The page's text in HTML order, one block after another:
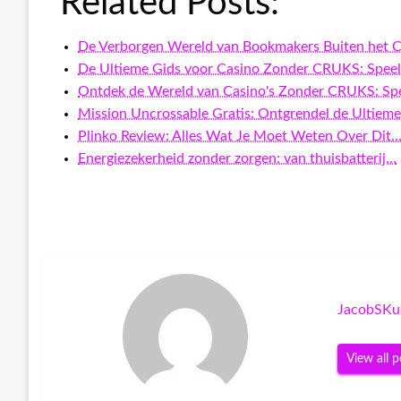
De Verborgen Wereld van Bookmakers Buiten het
De Ultieme Gids voor Casino Zonder CRUKS:
Ontdek de Wereld van Casino's Zonder CRUKS:
Mission Uncrossable Gratis: Ontgrendel de
Plinko Review: Alles Wat Je Moet Weten Over Dit…
Energiezekerheid zonder zorgen: van thuisbatterij…
View all